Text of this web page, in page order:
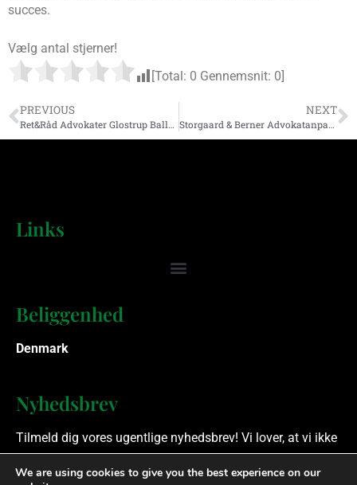
succes.
Vælg antal stjerner!
[Total: 0 Gennemsnit: 0
PREVIOUS
Ret&Råd Advokater Glostrup Ballerup Greve ApS
NEXT
Storgaard & Berner Advokatanpartsselskab
Links
Beliggenhed
Denmark
Nyhedsbrev
Tilmeld dig vores ugentlige nyhedsbrev! Vi lover, at vi ikke
spammer.
We are using cookies to give you the best experience on our